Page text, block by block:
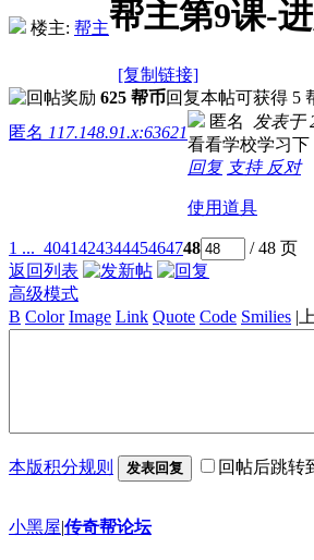
楼主: 帮主帮主第9课-
[复制链接]
625 帮币回复本帖可获得 5
匿名 117.148.91.x:63621
匿名 发表于
看看学校学习下
回复 支持 反对
使用道具
1 ... 404142434445464748
/ 48 页
返回列表
高级模式
B Color Image Link Quote Code Smilies |
本版积分规则 发表回复 回帖后跳转
小黑屋|传奇帮论坛